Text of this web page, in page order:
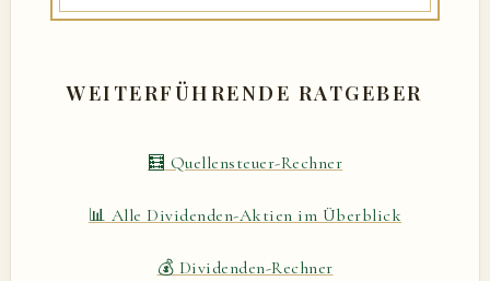
WEITERFÜHRENDE RATGEBER
🧮 Quellensteuer-Rechner
📊 Alle Dividenden-Aktien im Überblick
💰 Dividenden-Rechner